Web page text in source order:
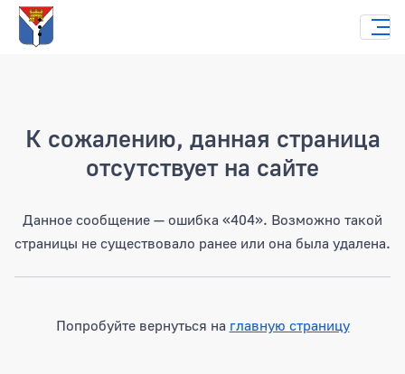
К сожалению, данная страница
отсутствует на сайте
Данное сообщение — ошибка «404». Возможно такой
страницы не существовало ранее или она была удалена.
Попробуйте вернуться на главную страницу